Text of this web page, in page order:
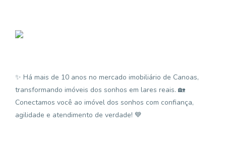
✨ Há mais de 10 anos no mercado imobiliário de Canoas,
transformando imóveis dos sonhos em lares reais. 🏡
Conectamos você ao imóvel dos sonhos com confiança,
agilidade e atendimento de verdade! 💙